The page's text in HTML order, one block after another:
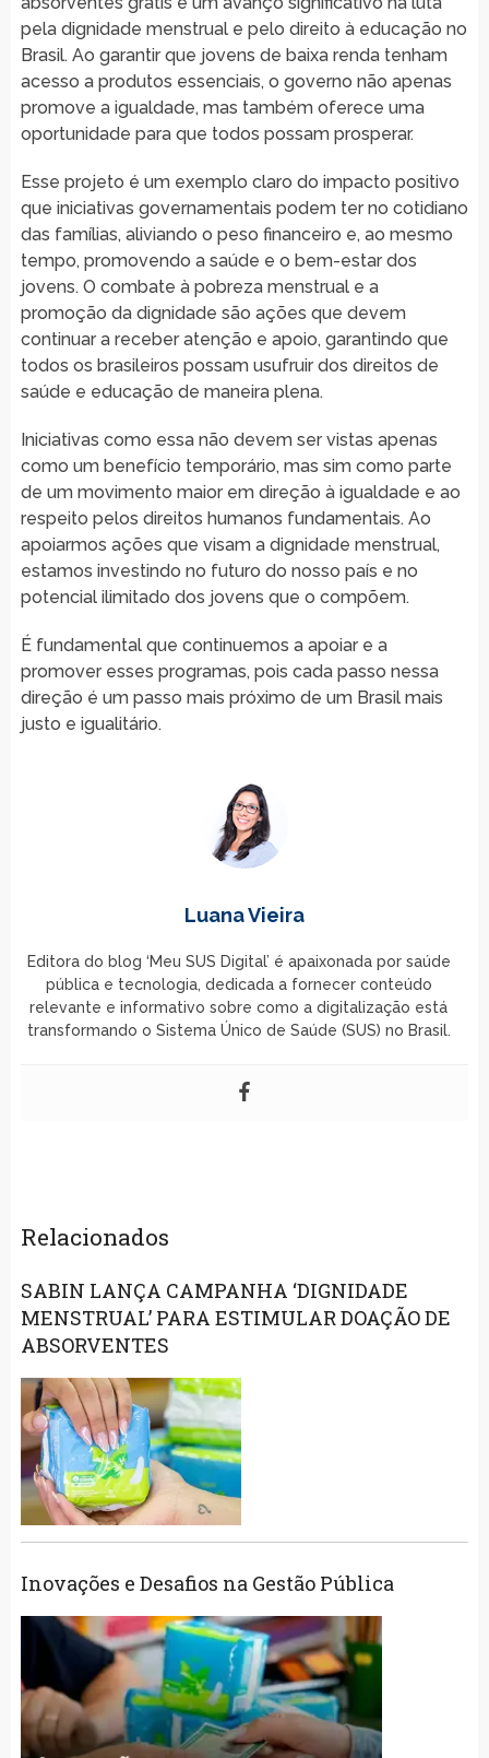
pela dignidade menstrual e pelo direito à educação no
Brasil. Ao garantir que jovens de baixa renda tenham
acesso a produtos essenciais, o governo não apenas
promove a igualdade, mas também oferece uma
oportunidade para que todos possam prosperar.
Esse projeto é um exemplo claro do impacto positivo
que iniciativas governamentais podem ter no cotidiano
das famílias, aliviando o peso financeiro e, ao mesmo
tempo, promovendo a saúde e o bem-estar dos
jovens. O combate à pobreza menstrual e a
promoção da dignidade são ações que devem
continuar a receber atenção e apoio, garantindo que
todos os brasileiros possam usufruir dos direitos de
saúde e educação de maneira plena.
Iniciativas como essa não devem ser vistas apenas
como um benefício temporário, mas sim como parte
de um movimento maior em direção à igualdade e ao
respeito pelos direitos humanos fundamentais. Ao
apoiarmos ações que visam a dignidade menstrual,
estamos investindo no futuro do nosso país e no
potencial ilimitado dos jovens que o compõem.
É fundamental que continuemos a apoiar e a
promover esses programas, pois cada passo nessa
direção é um passo mais próximo de um Brasil mais
justo e igualitário.
Luana Vieira
Editora do blog ‘Meu SUS Digital’ é apaixonada por saúde
pública e tecnologia, dedicada a fornecer conteúdo
relevante e informativo sobre como a digitalização está
transformando o Sistema Único de Saúde (SUS) no Brasil.
Relacionados
SABIN LANÇA CAMPANHA ‘DIGNIDADE
MENSTRUAL’ PARA ESTIMULAR DOAÇÃO DE
ABSORVENTES
Inovações e Desafios na Gestão Pública